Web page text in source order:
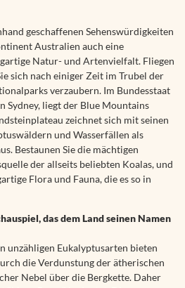
geschaffenen Sehenswürdigkeiten
Australien auch eine
Natur- und Artenvielfalt. Fliegen
sich nach einiger Zeit im Trubel der
verzaubern. Im Bundesstaat
Sydney, liegt der Blue Mountains
zeichnet sich mit seinen
und Wasserfällen als
Bestaunen Sie die mächtigen
der allseits beliebten Koalas, und
Flora und Fauna, die es so in
das dem Land seinen Namen
unzähligen Eukalyptusarten bieten
die Verdunstung der ätherischen
Nebel über die Bergkette. Daher